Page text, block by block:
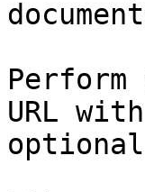
Perform
URL